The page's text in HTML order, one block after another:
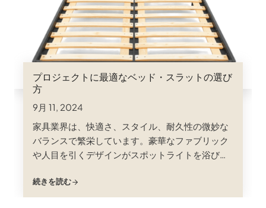
プロジェクトに最適なベッド・スラットの選び
方
9月 11, 2024
家具業界は、快適さ、スタイル、耐久性の微妙な
バランスで繁栄しています。豪華なファブリック
や人目を引くデザインがスポットライトを浴びる
ベッドスラットは、顧客満足度とブランド評価に
おいて重要な役割を果たしています。適切なベッ
続きを読む